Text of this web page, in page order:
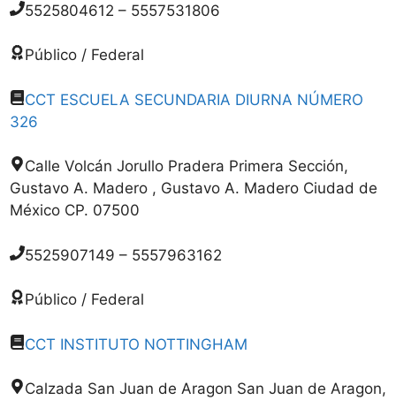
5525804612 – 5557531806
Público / Federal
CCT ESCUELA SECUNDARIA DIURNA NÚMERO
326
Calle Volcán Jorullo Pradera Primera Sección,
Gustavo A. Madero , Gustavo A. Madero Ciudad de
México CP. 07500
5525907149 – 5557963162
Público / Federal
CCT INSTITUTO NOTTINGHAM
Calzada San Juan de Aragon San Juan de Aragon,